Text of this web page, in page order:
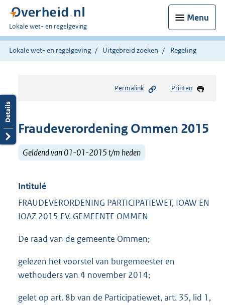
Menu
U
bent
hier:
Lokale wet- en regelgeving
Lokale wet- en regelgeving Uitgebreid zoeken Regeling
Permalink Printen
Fraudeverordening Ommen 2015
Geldend van 01-01-2015 t/m heden
Intitulé
FRAUDEVERORDENING PARTICIPATIEWET, IOAW EN
IOAZ 2015 EV. GEMEENTE OMMEN
De raad van de gemeente Ommen;
gelezen het voorstel van burgemeester en
wethouders van 4 november 2014;
gelet op art. 8b van de Participatiewet, art. 35, lid 1,